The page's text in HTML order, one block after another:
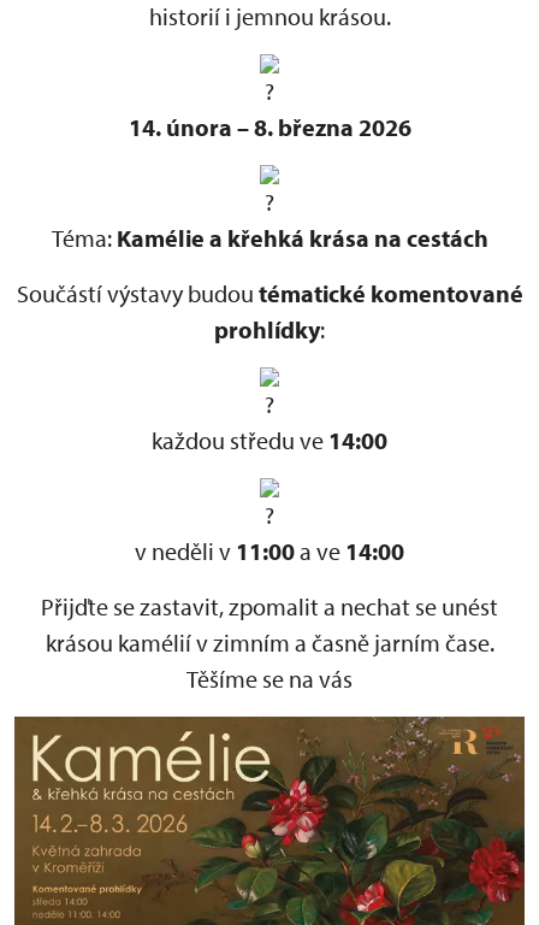
historií i jemnou krásou.
14. února – 8. března 2026
Téma: Kamélie a křehká krása na cestách
Součástí výstavy budou tématické komentované
prohlídky:
každou středu ve 14:00
v neděli v 11:00a ve 14:00
Přijďte se zastavit, zpomalit a nechat se unést
krásou kamélií v zimním a časně jarním čase.
Těšíme se na vás